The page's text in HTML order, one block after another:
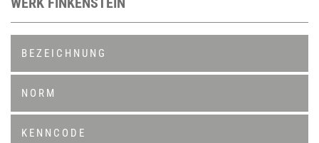
BEZEICHNUNG
NORM
KENNCODE